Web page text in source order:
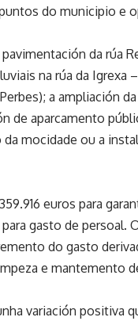
do municipio e
da rúa
na rúa da Igrexa
a ampliación
de aparcamento
mocidade ou a
euros para
gasto de
do gasto
e mantemento
variación positiva